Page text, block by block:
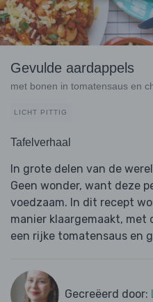
Gevulde aardappels
met bonen in tomatensaus en
LICHT PITTIG
Tafelverhaal
In grote delen van de
Geen wonder, want deze
voedzaam. In dit recept
manier klaargemaakt, met
een rijke tomatensaus en
Gecreëerd door: